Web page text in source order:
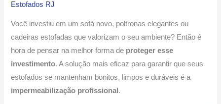
Estofados RJ
Você investiu em um sofá novo, poltronas elegantes ou
cadeiras estofadas que valorizam o seu ambiente? Então é
hora de pensar na melhor forma de proteger esse
investimento. A solução mais eficaz para garantir que seus
estofados se mantenham bonitos, limpos e duráveis é a
impermeabilização profissional .